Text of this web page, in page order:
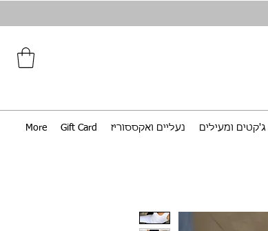
ג'קטים ומעילים נעליים ואקססוריז Gift Card
More